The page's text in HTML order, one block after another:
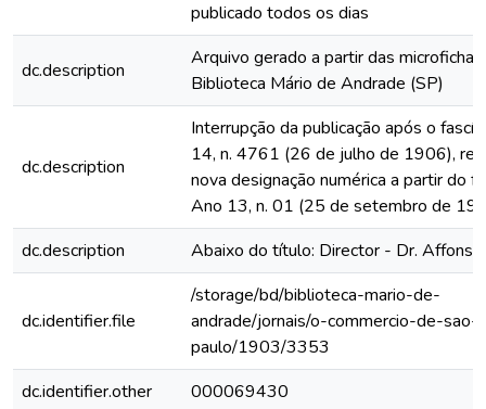
publicado todos os dias
dc.description
Arquivo gerado a partir das
Biblioteca Mário de Andrade (SP)
dc.description
Interrupção da publicação após o
14, n. 4761 (26 de julho de 1906),
nova designação numérica a partir do
Ano 13, n. 01 (25 de setembro de
dc.description
Abaixo do título: Director - Dr.
dc.identifier.file
/storage/bd/biblioteca-mario-de-
andrade/jornais/o-commercio-de-sao-
paulo/1903/3353
dc.identifier.other
000069430